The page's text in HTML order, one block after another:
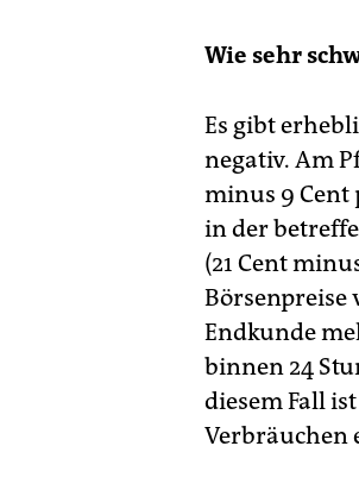
Wie sehr
Es gibt
negativ. Am
minus 9
in der
(21 Cent
Börsenpreise
Endkunde
binnen 24
diesem Fall
Verbräuchen